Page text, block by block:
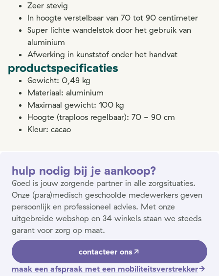
Zeer stevig
In hoogte verstelbaar van 70 tot 90 centimeter
Super lichte wandelstok door het gebruik van
aluminium
Afwerking in kunststof onder het handvat
productspecificaties
Gewicht: 0,49 kg
Materiaal: aluminium
Maximaal gewicht: 100 kg
Hoogte (traploos regelbaar): 70 - 90 cm
Kleur: cacao
hulp nodig bij je aankoop?
Goed is jouw zorgende partner in alle zorgsituaties.
Onze (para)medisch geschoolde medewerkers geven
persoonlijk en professioneel advies. Met onze
uitgebreide webshop en 34 winkels staan we steeds
garant voor zorg op maat.
contacteer ons
maak een afspraak met een mobiliteitsverstrekker